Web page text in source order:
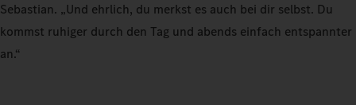
Sebastian. „Und ehrlich, du merkst es auch bei dir selbst. Du
kommst ruhiger durch den Tag und abends einfach entspannter
an.“